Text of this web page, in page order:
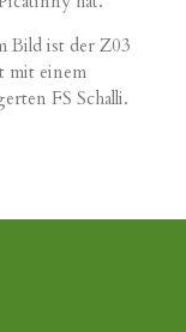
Bild ist der Z03
mit einem
FS Schalli.